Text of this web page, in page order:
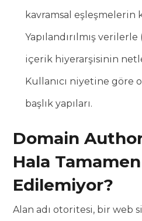
kavramsal eşleşmelerin
Yapılandırılmış
içerik hiyerarşisinin
Kullanıcı niyetine göre
başlık yapıları.
Domain
Hala
Edilemiyor?
Alan adı otoritesi, bir web